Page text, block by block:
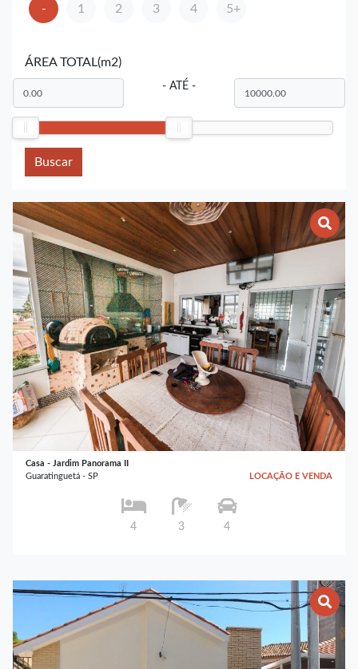
- 1 2 3 4 5+
ÁREA TOTAL(m2)
- ATÉ -
Buscar
Casa - Jardim Panorama II
Guaratinguetá - SP
LOCAÇÃO E VENDA
4 3 4